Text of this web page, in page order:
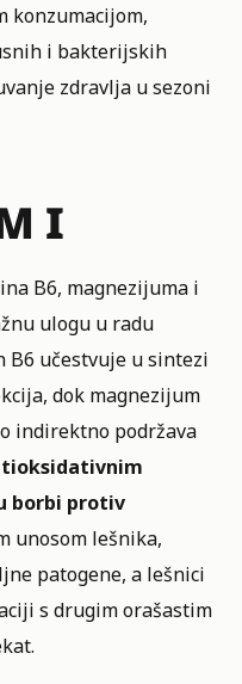
konzumacijom,
i bakterijskih
zdravlja u sezoni
I
B6, magnezijuma i
ulogu u radu
B6 učestvuje u sintezi
dok magnezijum
indirektno podržava
borbi protiv
unosom lešnika,
patogene, a lešnici
s drugim orašastim